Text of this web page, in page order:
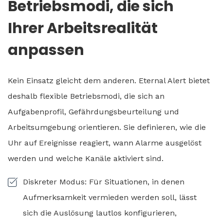
Betriebsmodi, die sich
Ihrer Arbeitsrealität
anpassen
Kein Einsatz gleicht dem anderen. Eternal Alert bietet
deshalb flexible Betriebsmodi, die sich an
Aufgabenprofil, Gefährdungsbeurteilung und
Arbeitsumgebung orientieren. Sie definieren, wie die
Uhr auf Ereignisse reagiert, wann Alarme ausgelöst
werden und welche Kanäle aktiviert sind.
Diskreter Modus: Für Situationen, in denen
Aufmerksamkeit vermieden werden soll, lässt
sich die Auslösung lautlos konfigurieren,